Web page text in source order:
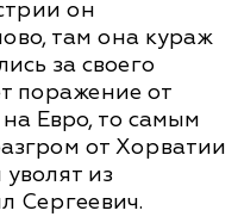
он
там она кураж
за своего
поражение от
Евро, то самым
от Хорватии
уволят из
Сергеевич.